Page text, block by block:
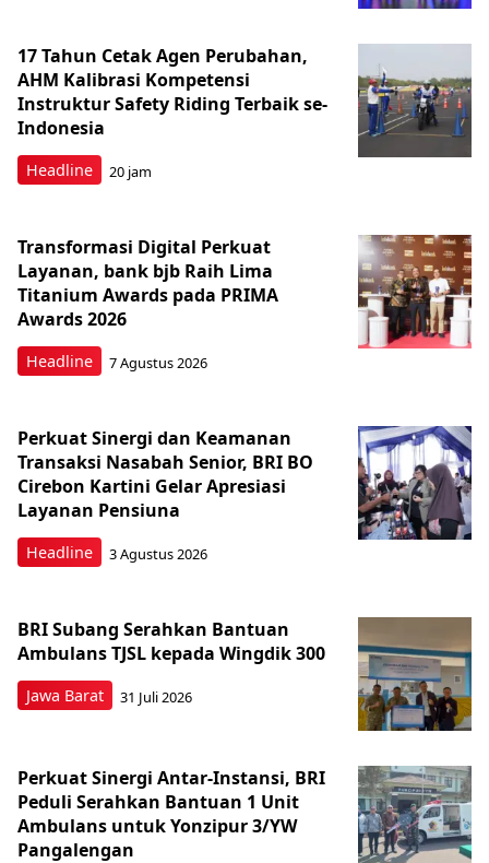
Headline
17 Tahun Cetak Agen Perubahan,
AHM Kalibrasi Kompetensi
Instruktur Safety Riding Terbaik se-
Indonesia
20 jam
Headline
Transformasi Digital Perkuat
Layanan, bank bjb Raih Lima
Titanium Awards pada PRIMA
Awards 2026
7 Agustus 2026
Headline
Perkuat Sinergi dan Keamanan
Transaksi Nasabah Senior, BRI BO
Cirebon Kartini Gelar Apresiasi
Layanan Pensiuna
3 Agustus 2026
Jawa Barat
BRI Subang Serahkan Bantuan
Ambulans TJSL kepada Wingdik 300
31 Juli 2026
Perkuat Sinergi Antar-Instansi, BRI
Peduli Serahkan Bantuan 1 Unit
Ambulans untuk Yonzipur 3/YW
Pangalengan